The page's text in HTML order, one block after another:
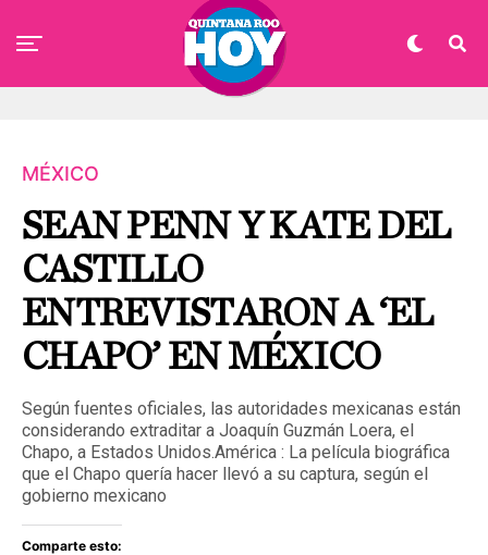
MÉXICO
SEAN PENN Y KATE DEL
CASTILLO
ENTREVISTARON A ‘EL
CHAPO’ EN MÉXICO
Según fuentes oficiales, las autoridades mexicanas están
considerando extraditar a Joaquín Guzmán Loera, el
Chapo, a Estados Unidos.América : La película biográfica
que el Chapo quería hacer llevó a su captura, según el
gobierno mexicano
Comparte esto: